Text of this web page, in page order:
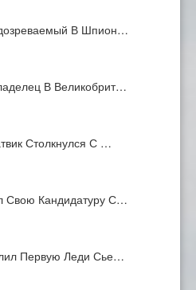
В Шпион…
В Великобрит…
Столкнулся С …
Свою Кандидатуру С…
Первую Леди Сье…